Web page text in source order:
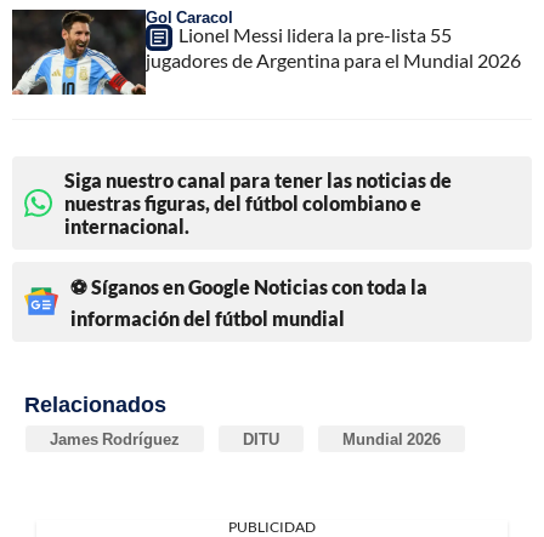
Gol Caracol
Lionel Messi lidera la pre-lista 55
jugadores de Argentina para el Mundial 2026
Siga nuestro canal para tener las noticias de
nuestras figuras, del fútbol colombiano e
internacional.
⚽ Síganos en Google Noticias con toda la
información del fútbol mundial
Relacionados
James Rodríguez DITU Mundial 2026
PUBLICIDAD